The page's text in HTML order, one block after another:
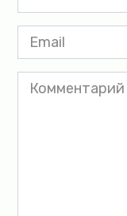
*
Email
*
Комментарий